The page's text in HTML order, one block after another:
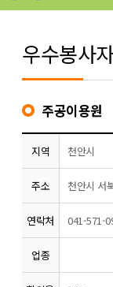
우수봉사
주공이용원
지역 천안시
주소 천안시 서
연락처 041-571-
업종